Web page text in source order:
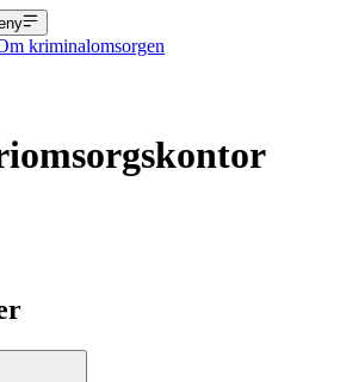
kriminalomsorgen